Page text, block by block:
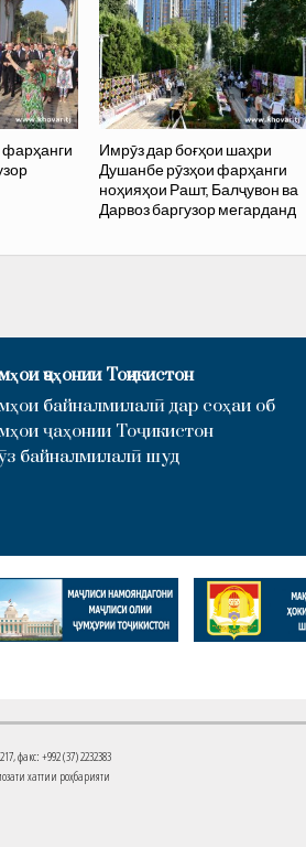
Имрӯз дар боғҳои шаҳри
Душанбе рӯзҳои фарҳанги
ноҳияҳои Рашт, Балҷувон ва
Дарвоз баргузор мегарданд
ҷаҳонии Тоҷикистон
байналмилалӣ дар соҳаи об
ҷаҳонии Тоҷикистон
байналмилалӣ шуд
факс: +992 (37) 2232383
хаттии роҳбарияти